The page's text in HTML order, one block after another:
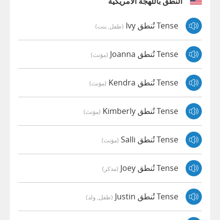
Tense تُنطق Ivy (طفل, بنت)
Tense تُنطق Joanna (مؤنث)
Tense تُنطق Kendra (مؤنث)
Tense تُنطق Kimberly (مؤنث)
Tense تُنطق Salli (مؤنث)
Tense تُنطق Joey (مذكر)
Tense تُنطق Justin (طفل, ولد)